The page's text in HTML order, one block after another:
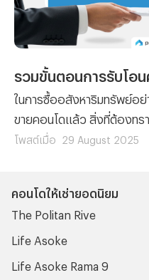
ในการซื้ออสังหาริมทรัพย์อย่
ขายคอนโดแล้ว สิ่งที่ต้องทร
ขั้นตอนต่างๆ ที่ผู้ซื้อทุกรายจะ
คอนโด คือเรื่องที่จะสร้างคว
เคยทำความเข้าใจมาก่อน
โพสต์เมื่อ 29 August 2025
คอนโดให้เช่ายอดนิยม
The Politan Rive
Life Asoke
Life Asoke Rama 9